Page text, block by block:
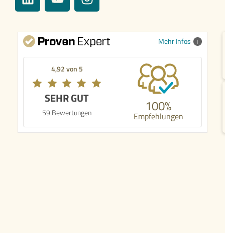
Mehr Infos
4,92 von 5
SEHR GUT
59 Bewertungen 100%
Empfehlungen